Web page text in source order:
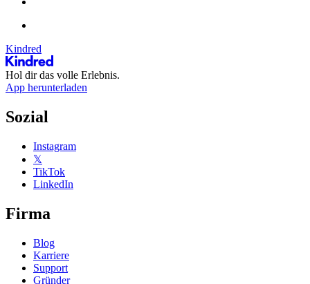
Kindred
Hol dir das volle Erlebnis.
App herunterladen
Sozial
Instagram
𝕏
TikTok
LinkedIn
Firma
Blog
Karriere
Support
Gründer